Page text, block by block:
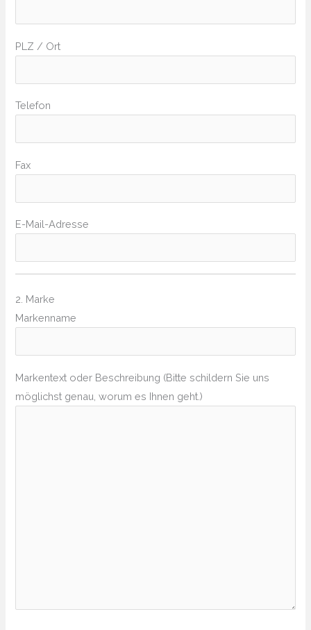
PLZ / Ort
Telefon
Fax
E-Mail-Adresse
2. Marke
Markenname
Markentext oder Beschreibung (Bitte schildern Sie uns
möglichst genau, worum es Ihnen geht.)